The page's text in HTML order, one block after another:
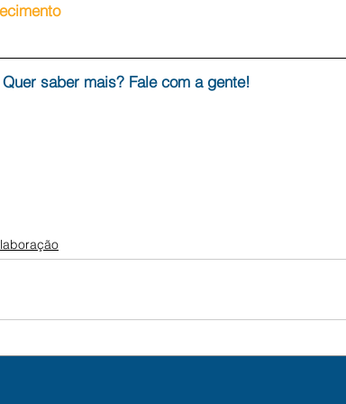
Quer saber mais? Fale com a gente!